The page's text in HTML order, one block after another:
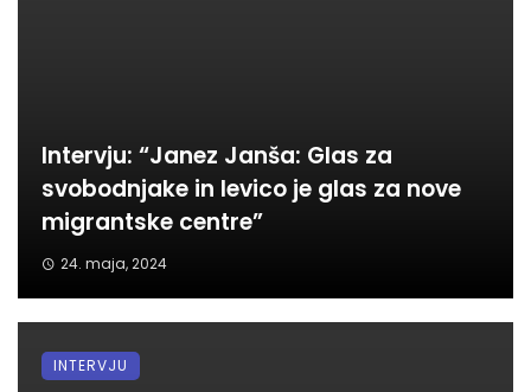
Intervju: “Janez Janša: Glas za
svobodnjake in levico je glas za nove
migrantske centre”
24. maja, 2024
INTERVJU